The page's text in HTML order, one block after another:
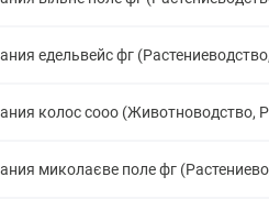
едельвейс фг
колос сооо (Животноводство,
миколаєве поле фг